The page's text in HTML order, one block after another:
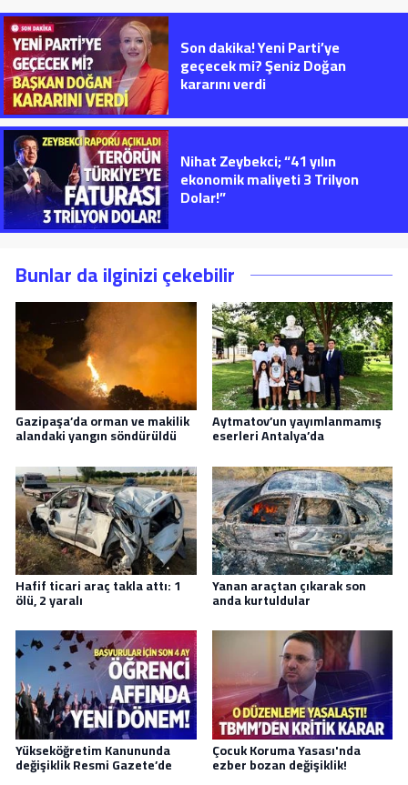
Son dakika! Yeni Parti’ye
geçecek mi? Şeniz Doğan
kararını verdi
Nihat Zeybekci; “41 yılın
ekonomik maliyeti 3 Trilyon
Dolar!”
Bunlar da ilginizi çekebilir
Gazipaşa’da orman ve makilik
alandaki yangın söndürüldü
Aytmatov’un yayımlanmamış
eserleri Antalya’da
Hafif ticari araç takla attı: 1
ölü, 2 yaralı
Yanan araçtan çıkarak son
anda kurtuldular
Yükseköğretim Kanununda
değişiklik Resmi Gazete’de
Çocuk Koruma Yasası'nda
ezber bozan değişiklik!